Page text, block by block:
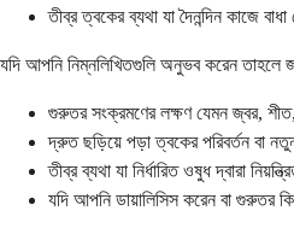
তীব্র ত্বকের ব্যথা যা দৈনন্দিন কাজে বাধা
যদি আপনি নিম্নলিখিতগুলি অনুভব করেন তাহলে
গুরুতর সংক্রমণের লক্ষণ যেমন জ্বর, শীত,
দ্রুত ছড়িয়ে পড়া ত্বকের পরিবর্তন বা
তীব্র ব্যথা যা নির্ধারিত ওষুধ দ্বারা
যদি আপনি ডায়ালিসিস করেন বা গুরুতর